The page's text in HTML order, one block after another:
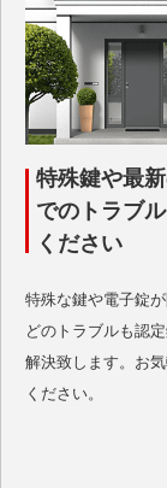
特殊鍵や最
でのトラブ
ください
特殊な鍵や電子錠
どのトラブルも認
解決致します。お
ください。